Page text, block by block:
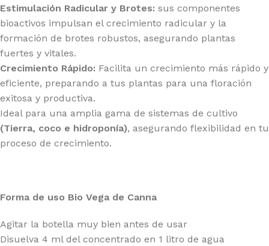
Estimulación Radicular y Brotes: sus componentes
bioactivos impulsan el crecimiento radicular y la
formación de brotes robustos, asegurando plantas
fuertes y vitales.
Crecimiento Rápido: Facilita un crecimiento más rápido y
eficiente, preparando a tus plantas para una floración
exitosa y productiva.
Ideal para una amplia gama de sistemas de cultivo
(Tierra, coco e hidroponía), asegurando flexibilidad en tu
proceso de crecimiento.
Forma de uso Bio Vega de Canna
Agitar la botella muy bien antes de usar
Disuelva 4 ml del concentrado en 1 litro de agua